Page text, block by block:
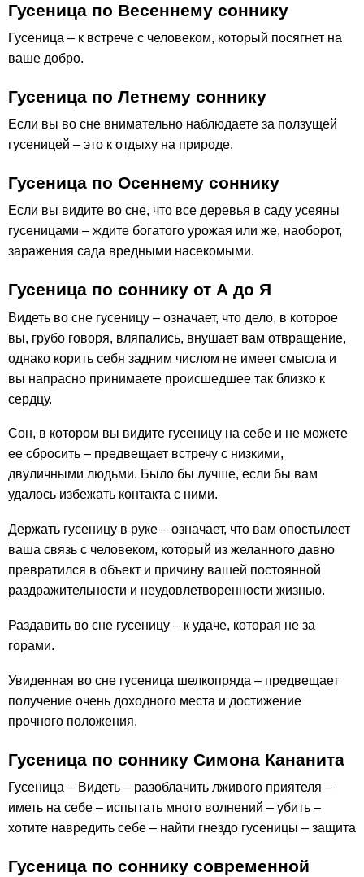
Гусеница по Весеннему соннику
Гусеница – к встрече с человеком, который посягнет на
ваше добро.
Гусеница по Летнему соннику
Если вы во сне внимательно наблюдаете за ползущей
гусеницей – это к отдыху на природе.
Гусеница по Осеннему соннику
Если вы видите во сне, что все деревья в саду усеяны
гусеницами – ждите богатого урожая или же, наоборот,
заражения сада вредными насекомыми.
Гусеница по соннику от А до Я
Видеть во сне гусеницу – означает, что дело, в которое
вы, грубо говоря, вляпались, внушает вам отвращение,
однако корить себя задним числом не имеет смысла и
вы напрасно принимаете происшедшее так близко к
сердцу.
Сон, в котором вы видите гусеницу на себе и не можете
ее сбросить – предвещает встречу с низкими,
двуличными людьми. Было бы лучше, если бы вам
удалось избежать контакта с ними.
Держать гусеницу в руке – означает, что вам опостылеет
ваша связь с человеком, который из желанного давно
превратился в объект и причину вашей постоянной
раздражительности и неудовлетворенности жизнью.
Раздавить во сне гусеницу – к удаче, которая не за
горами.
Увиденная во сне гусеница шелкопряда – предвещает
получение очень доходного места и достижение
прочного положения.
Гусеница по соннику Симона Кананита
Гусеница – Видеть – разоблачить лживого приятеля –
иметь на себе – испытать много волнений – убить –
хотите навредить себе – найти гнездо гусеницы – защита
Гусеница по соннику современной